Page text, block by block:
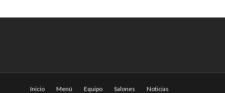
Inicio Menú Equipo Salones
Noticias